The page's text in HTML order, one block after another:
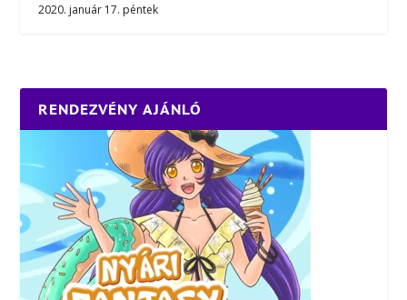
2020. január 17. péntek
RENDEZVÉNY AJÁNLÓ